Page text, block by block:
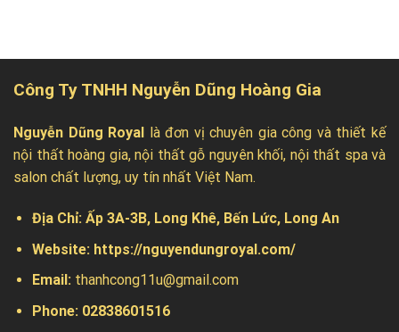
Công Ty TNHH Nguyễn Dũng Hoàng Gia
Nguyễn Dũng Royal
là đơn vị chuyên gia công và thiết kế
nội thất hoàng gia, nội thất gỗ nguyên khối, nội thất spa và
salon chất lượng, uy tín nhất Việt Nam.
Địa Chỉ: Ấp 3A-3B, Long Khê, Bến Lức, Long An
Website: https://nguyendungroyal.com/
Email: thanhcong11u@gmail.com
Phone: 02838601516